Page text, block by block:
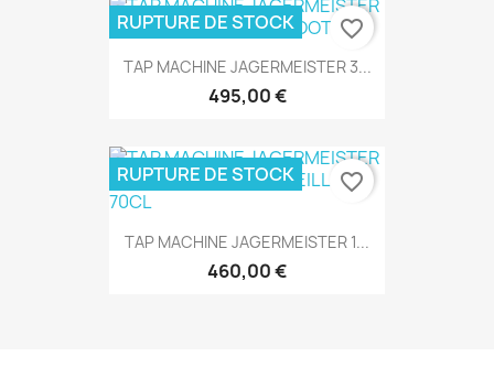
TAP MACHINE JAGERMEISTER 3...
495,00 €
RUPTURE DE STOCK favorite_border
TAP MACHINE JAGERMEISTER 1...
460,00 €
RUPTURE DE STOCK favorite_border